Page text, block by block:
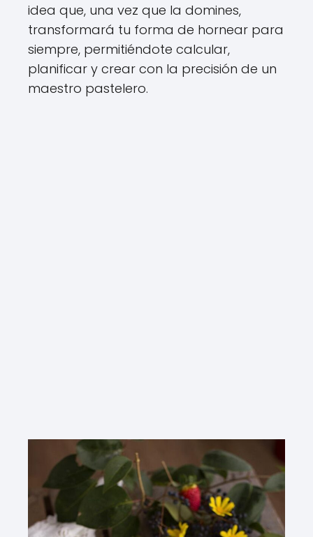
idea que, una vez que la domines,
transformará tu forma de hornear para
siempre, permitiéndote calcular,
planificar y crear con la precisión de un
maestro pastelero.